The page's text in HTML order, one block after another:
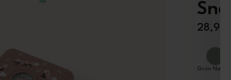
28,90
Grün